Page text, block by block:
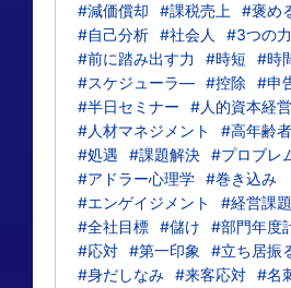
#減価償却
#課税売上 #褒め
#自己分析 #社会人
#3つの力
#前に踏み出す力
#時短 #時
#スケジューラ― #控除
#申
#半日セミナー
#人的資本経営
#人材マネジメント
#高年齢者
#処遇
#課題解決 #プロブレ
#アドラー心理学 #巻き込み
#エンゲイジメント
#経営課題
#全社目標 #儲け #部門年度
#応対 #第一印象 #立ち居振
#身だしなみ #来客応対 #名